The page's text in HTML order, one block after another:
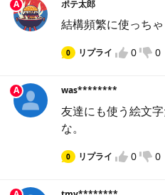
A ポテ太郎
結構頻繁に使っち
0 リプライ 0 0
A was********
友達にも使う絵文
な。
0 リプライ 0 0